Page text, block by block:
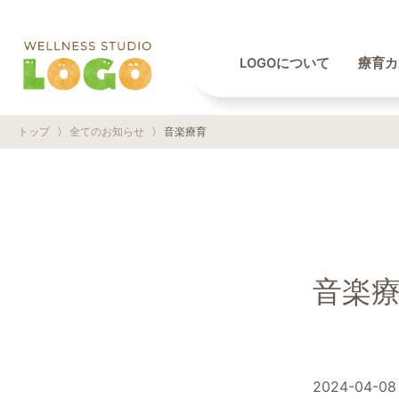
LOGOについて 療育
トップ 〉 全てのお知らせ 〉 音楽療育
音楽
2024-04-08